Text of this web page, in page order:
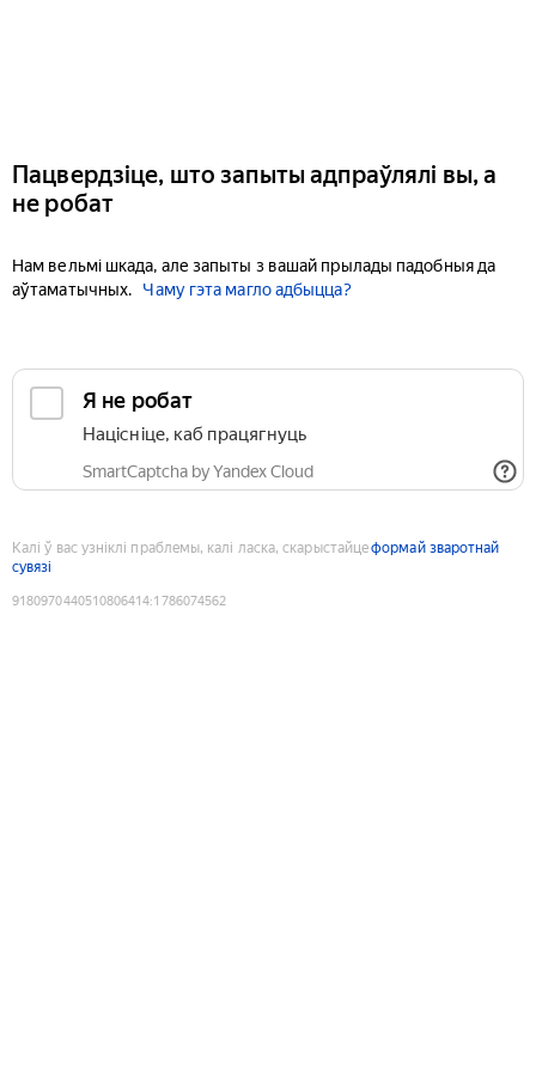
Пацвердзіце, што запыты адпраўлялі вы, а
не робат
Нам вельмі шкада, але запыты з вашай прылады падобныя да
аўтаматычных.
Чаму гэта магло адбыцца?
Я не робат
Націсніце, каб працягнуць
SmartCaptcha by Yandex Cloud
Калі ў вас узніклі праблемы, калі ласка, скарыстайцеформай зваротнай
сувязі
9180970440510806414:1786074562